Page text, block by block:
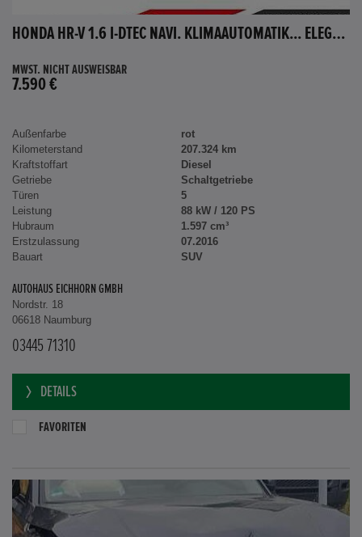
HONDA HR-V 1.6 I-DTEC NAVI. KLIMAAUTOMATIK... ELEGANCE
MWST. NICHT AUSWEISBAR
7.590 €
Außenfarbe
rot
Kilometerstand
207.324 km
Kraftstoffart
Diesel
Getriebe
Schaltgetriebe
Türen
5
Leistung
88 kW / 120 PS
Hubraum
1.597 cm³
Erstzulassung
07.2016
Bauart
SUV
AUTOHAUS EICHHORN GMBH
Nordstr. 18
06618 Naumburg
03445 71310
DETAILS
FAVORITEN